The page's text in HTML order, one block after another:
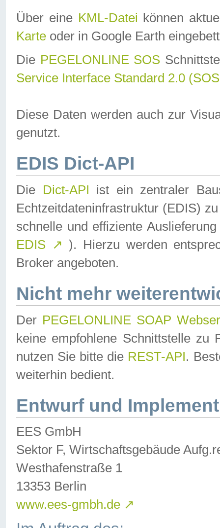
Über eine KML-Datei können
Karte oder in Google Earth
Die PEGELONLINE SOS
Service Interface Standard 2.0
Diese Daten werden auch zur
genutzt.
EDIS Dict-API
Die Dict-API ist ein zentraler
Echtzeitdateninfrastruktur (EDIS)
schnelle und effiziente
EDIS ↗ ). Hierzu werden
Broker angeboten.
Nicht mehr
Der PEGELONLINE SOAP
keine empfohlene Schnittstelle zu
nutzen Sie bitte die REST-API.
weiterhin bedient.
Entwurf und
EES GmbH
Sektor F, Wirtschaftsgebäude
Westhafenstraße 1
13353 Berlin
www.ees-gmbh.de ↗